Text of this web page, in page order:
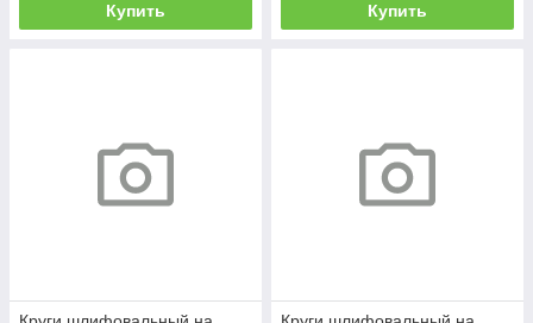
Купить Купить